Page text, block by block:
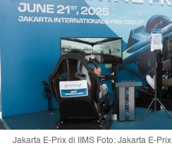
Jakarta E-Prix di IIMS Foto: Jakarta E-Prix